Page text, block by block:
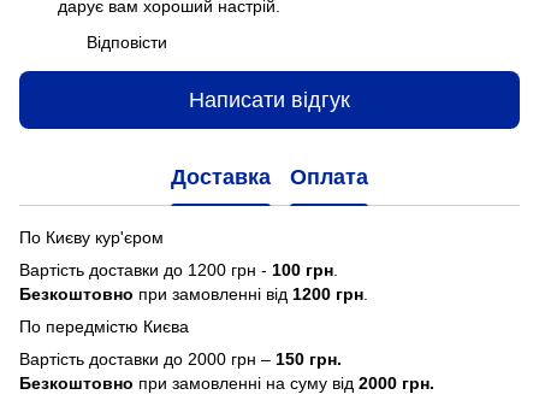
дарує вам хороший настрій.
Відповісти
Написати відгук
Доставка Оплата
По Києву кур'єром
Вартість доставки до 1200 грн - 100 грн.
Безкоштовно при замовленні від 1200 грн.
По передмістю Києва
Вартість доставки до 2000 грн – 150 грн.
Безкоштовно при замовленні на суму від 2000 грн.